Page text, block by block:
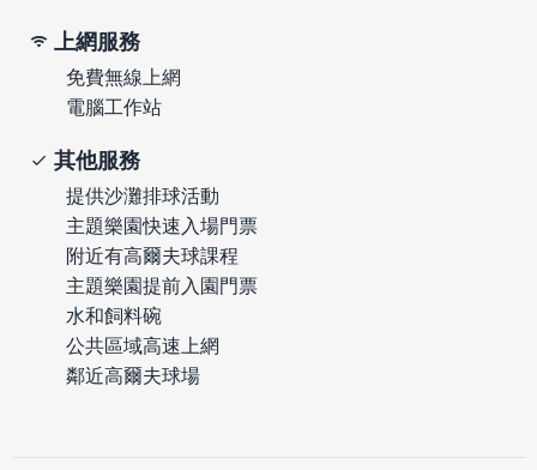
上網服務
免費無線上網
電腦工作站
其他服務
提供沙灘排球活動
主題樂園快速入場門票
附近有高爾夫球課程
主題樂園提前入園門票
水和飼料碗
公共區域高速上網
鄰近高爾夫球場